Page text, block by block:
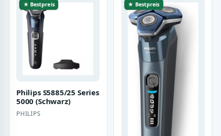
★ Bestpreis
Philips S5885/25 Series
5000 (Schwarz)
PHILIPS
★ Bestpreis